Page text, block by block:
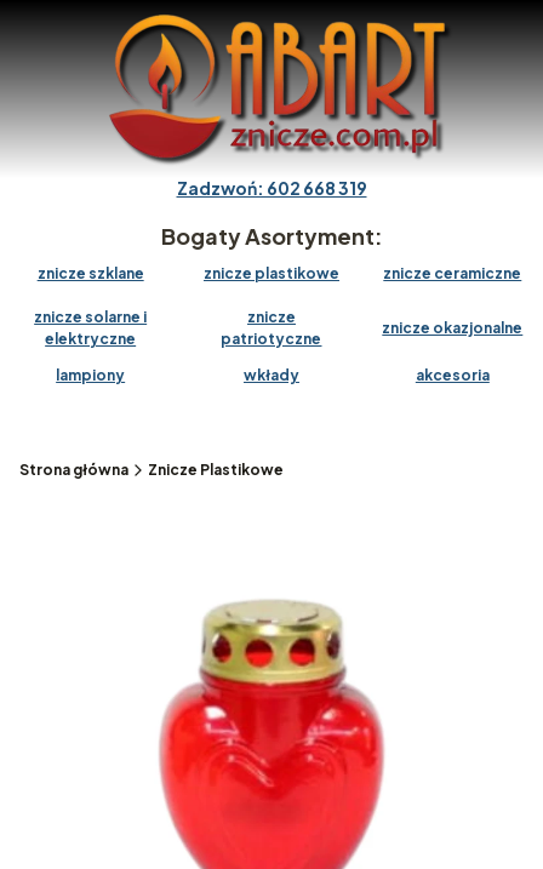
Zadzwoń: 602 668 319
Bogaty Asortyment:
znicze szklane znicze plastikowe znicze ceramiczne
znicze solarne i
elektryczne
znicze
patriotyczne
znicze okazjonalne
lampiony wkłady akcesoria
Strona główna Znicze Plastikowe